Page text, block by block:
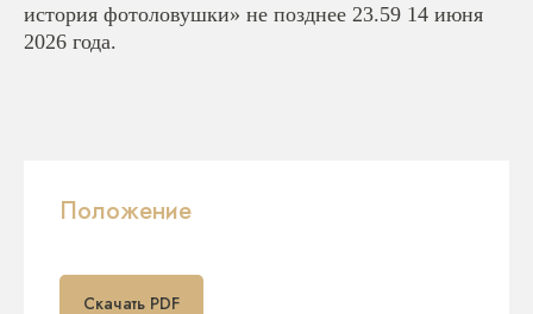
история фотоловушки» не позднее 23.59 14 июня
2026 года.
Положение
Скачать PDF